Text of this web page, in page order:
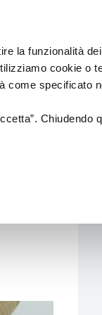
la funzionalità
cookie o
come specificato
Chiudendo
CARNEVALI